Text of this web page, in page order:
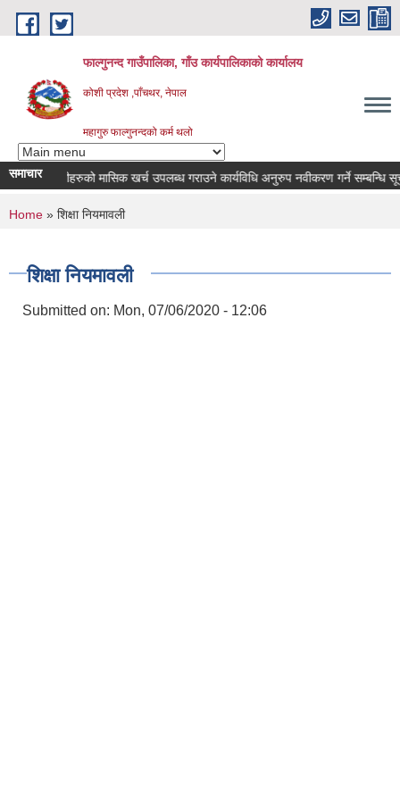
Skip to main content
फाल्गुनन्द गाउँपालिका, गाँउ कार्यपालिकाको कार्यालय
कोशी प्रदेश ,पाँचथर, नेपाल
महागुरु फाल्गुनन्दको कर्म थलो
समाचारविरामीहरुको मासिक खर्च उपलब्ध गराउने कार्यविधि अनुरुप नवीकरण गर्ने सम्बन्धि सूचना
You are here
Home » शिक्षा नियमावली
शिक्षा नियमावली
Submitted on: Mon, 07/06/2020 - 12:06